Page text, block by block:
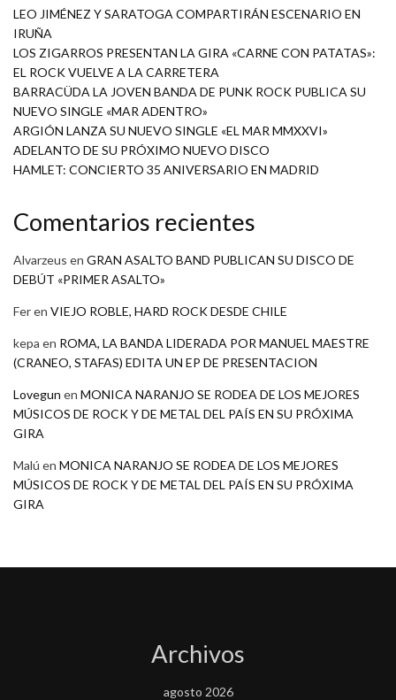
LEO JIMÉNEZ Y SARATOGA COMPARTIRÁN ESCENARIO EN
IRUÑA
LOS ZIGARROS PRESENTAN LA GIRA «CARNE CON PATATAS»:
EL ROCK VUELVE A LA CARRETERA
BARRACÜDA LA JOVEN BANDA DE PUNK ROCK PUBLICA SU
NUEVO SINGLE «MAR ADENTRO»
ARGIÓN LANZA SU NUEVO SINGLE «EL MAR MMXXVI»
ADELANTO DE SU PRÓXIMO NUEVO DISCO
HAMLET: CONCIERTO 35 ANIVERSARIO EN MADRID
Comentarios recientes
Alvarzeus en GRAN ASALTO BAND PUBLICAN SU DISCO DE
DEBÚT «PRIMER ASALTO»
Feren VIEJO ROBLE, HARD ROCK DESDE CHILE
kepa en ROMA, LA BANDA LIDERADA POR MANUEL MAESTRE
(CRANEO, STAFAS) EDITA UN EP DE PRESENTACION
Lovegun en MONICA NARANJO SE RODEA DE LOS MEJORES
MÚSICOS DE ROCK Y DE METAL DEL PAÍS EN SU PRÓXIMA
GIRA
Malú en MONICA NARANJO SE RODEA DE LOS MEJORES
MÚSICOS DE ROCK Y DE METAL DEL PAÍS EN SU PRÓXIMA
GIRA
Archivos
agosto 2026